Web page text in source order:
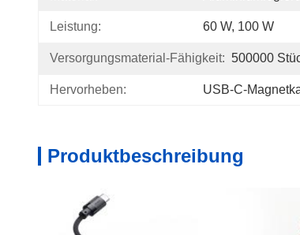
Leistung: 60 W, 100 W
Versorgungsmaterial-Fähigkeit: 500000
Hervorheben: USB-C-
Produktbeschreibung